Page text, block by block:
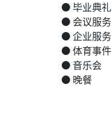
毕业典礼
会议服务
企业服务
体育事件
音乐会
晚餐